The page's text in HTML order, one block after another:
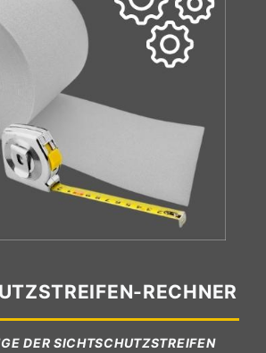
RECHNER
DER SICHTSCHUTZSTREIFEN